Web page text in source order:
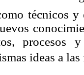
técnicos
procesos
ideas a